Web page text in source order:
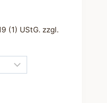
(1) UStG. zzgl.